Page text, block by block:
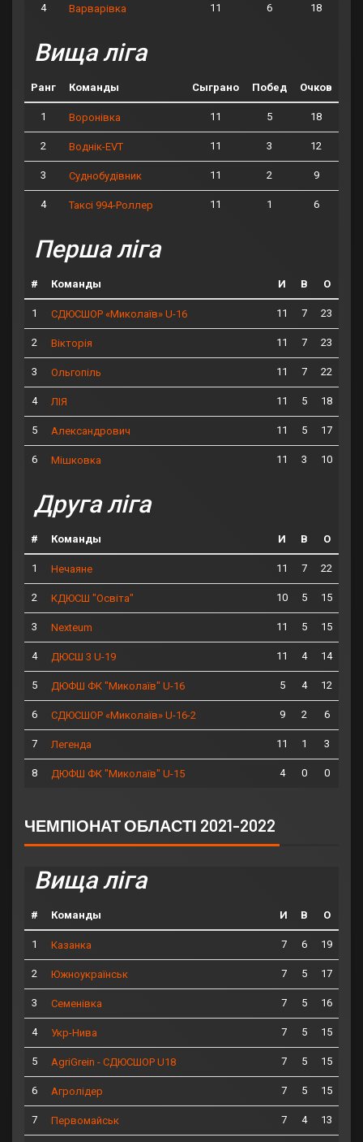
4 Варварівка 11 6 18
Вища ліга
Ранг Команды Сыграно Побед Очков
1 Воронівка 11 5 18
2 Воднік-EVT 11 3 12
3 Суднобудівник 11 2 9
4 Таксі 994-Роллер 11 1 6
Перша ліга
# Команды И В О
1 СДЮСШОР «Миколаїв» U-16 11 7 23
2 Вікторія 11 7 23
3 Ольгопіль 11 7 22
4 ЛІЯ 11 5 18
5 Александрович 11 5 17
6 Мішковка 11 3 10
Друга ліга
# Команды И В О
1 Нечаяне 11 7 22
2 КДЮСШ "Освіта" 10 5 15
3 Nexteum 11 5 15
4 ДЮСШ 3 U-19 11 4 14
5 ДЮФШ ФК "Миколаїв" U-16 5 4 12
6 СДЮСШОР «Миколаїв» U-16-2 9 2 6
7 Легенда 11 1 3
8 ДЮФШ ФК "Миколаїв" U-15 4 0 0
ЧЕМПІОНАТ ОБЛАСТІ 2021-2022
Вища ліга
# Команды И В О
1 Казанка 7 6 19
2 Южноукраїнськ 7 5 17
3 Семенівка 7 5 16
4 Укр-Нива 7 5 15
5 AgriGrein - СДЮСШОР U18 7 5 15
6 Агролідер 7 5 15
7 Первомайськ 7 4 13